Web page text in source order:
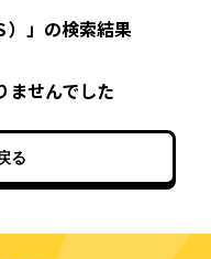
」の検索結果
ませんでした
る